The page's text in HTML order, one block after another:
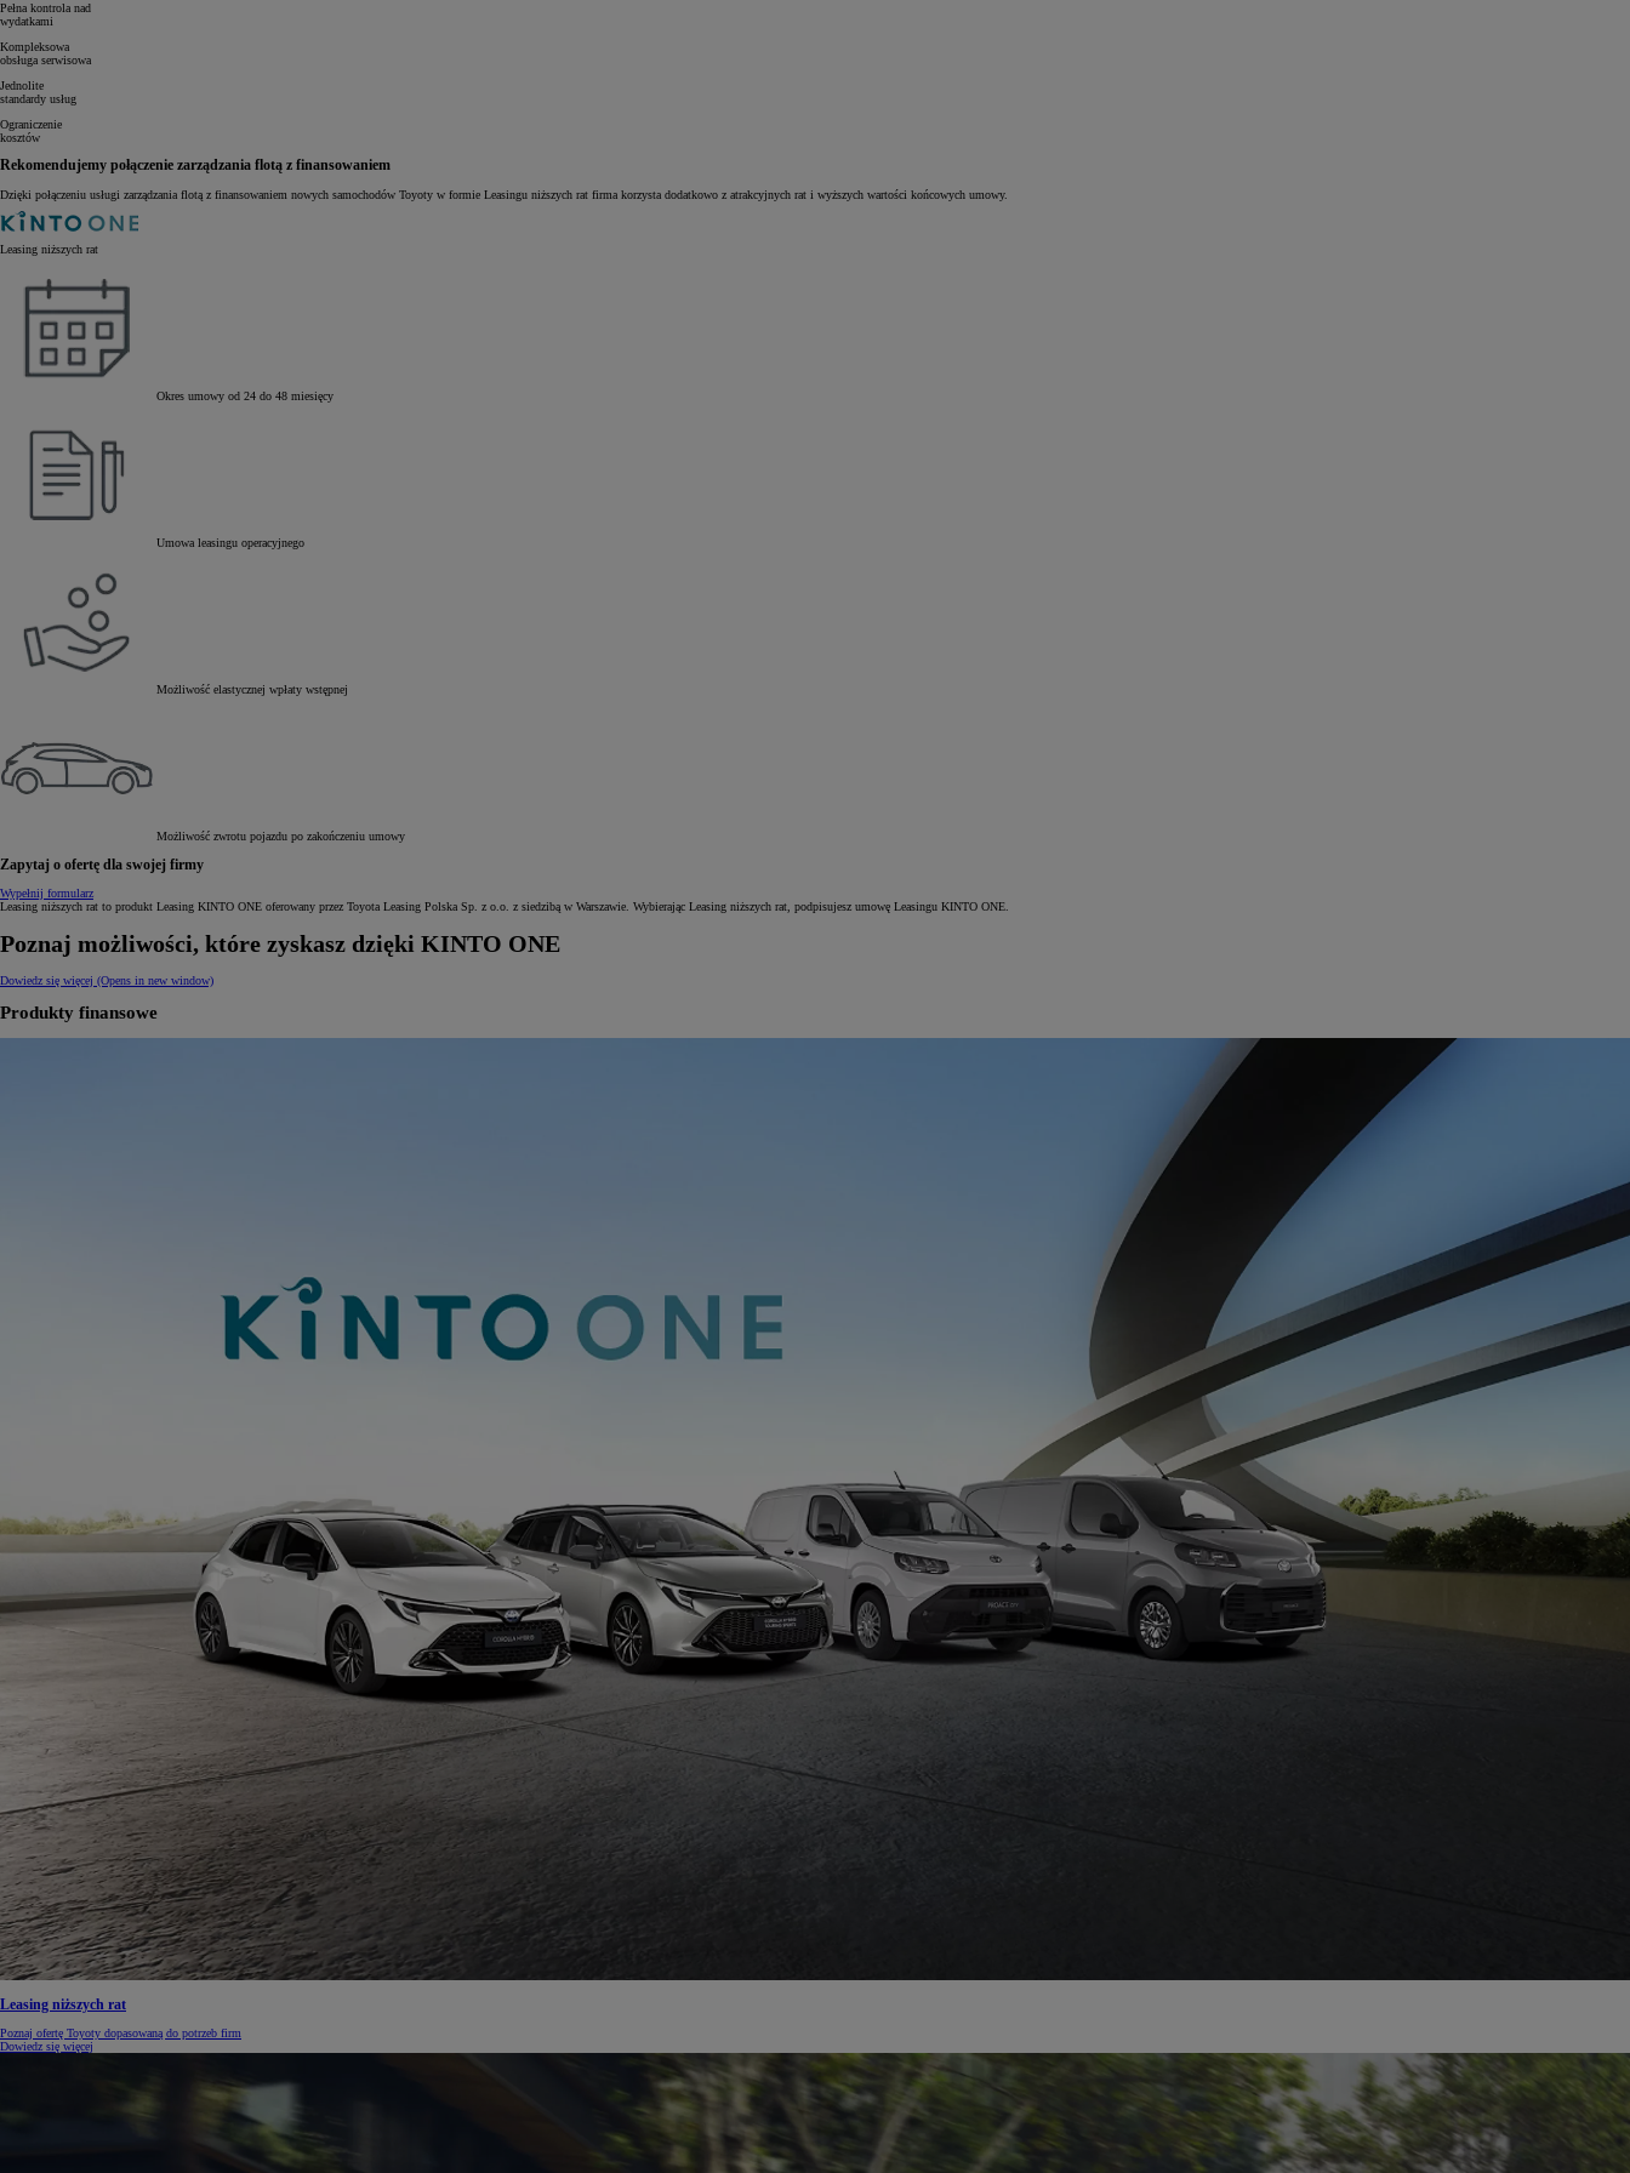
Corolla Hatchback
HYBRID
Pełna kontrola nad
wydatkami
Kompleksowa
obsługa serwisowa
Jednolite
standardy usług
Ograniczenie
kosztów
Rekomendujemy połączenie zarządzania flotą z finansowaniem
Dzięki połączeniu usługi zarządzania flotą z finansowaniem nowych samochodów Toyoty w formie Leasingu niższych rat firma korzysta dodatkowo z atrakcyjnych rat i wyższych wartości końcowych umowy.
Leasing niższych rat
Okres umowy od 24 do 48 miesięcy
Umowa leasingu operacyjnego
Możliwość elastycznej wpłaty wstępnej
Możliwość zwrotu pojazdu po zakończeniu umowy
Zapytaj o ofertę dla swojej firmy
Wypełnij formularz
Leasing niższych rat to produkt Leasing KINTO ONE oferowany przez Toyota Leasing Polska Sp. z o.o. z siedzibą w Warszawie. Wybierając Leasing niższych rat, podpisujesz umowę Leasingu KINTO ONE.
Poznaj możliwości, które zyskasz dzięki KINTO ONE
Dowiedz się więcej (Opens in new window)
Produkty finansowe
Leasing niższych rat
Poznaj ofertę Toyoty dopasowaną do potrzeb firm
Dowiedz się więcej